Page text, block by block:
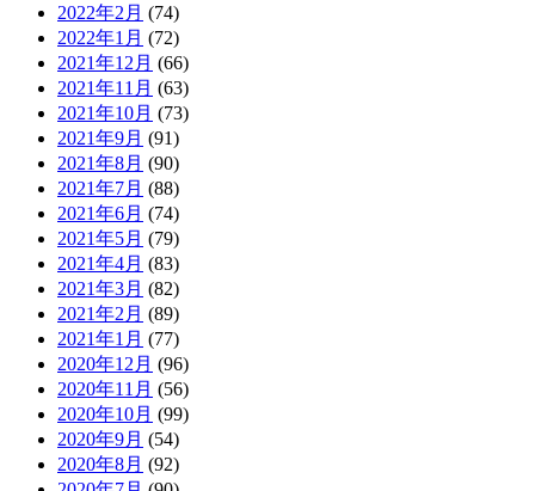
2022年2月 (74)
2022年1月 (72)
2021年12月 (66)
2021年11月 (63)
2021年10月 (73)
2021年9月 (91)
2021年8月 (90)
2021年7月 (88)
2021年6月 (74)
2021年5月 (79)
2021年4月 (83)
2021年3月 (82)
2021年2月 (89)
2021年1月 (77)
2020年12月 (96)
2020年11月 (56)
2020年10月 (99)
2020年9月 (54)
2020年8月 (92)